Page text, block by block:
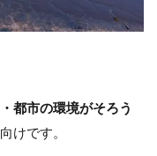
都市の環境がそろう
けです。